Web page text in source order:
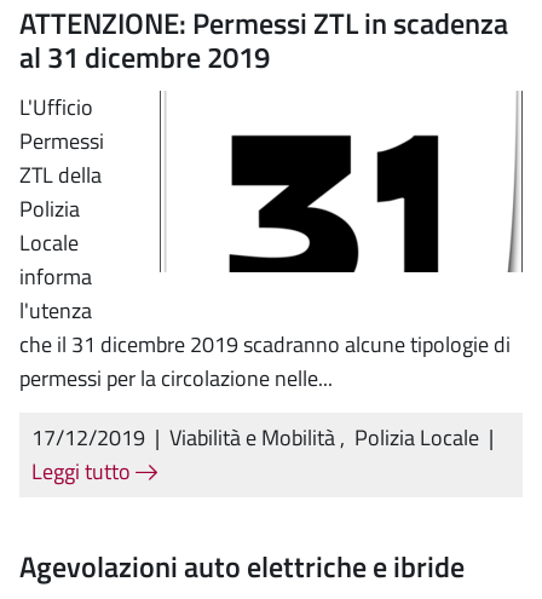
ATTENZIONE: Permessi ZTL in scadenza
al 31 dicembre 2019
L'Ufficio
Permessi
ZTL della
Polizia
Locale
informa
l'utenza
che il 31 dicembre 2019 scadranno alcune tipologie di
permessi per la circolazione nelle...
17/12/2019 | Viabilità e Mobilità, Polizia Locale |
Leggi tutto
Agevolazioni auto elettriche e ibride